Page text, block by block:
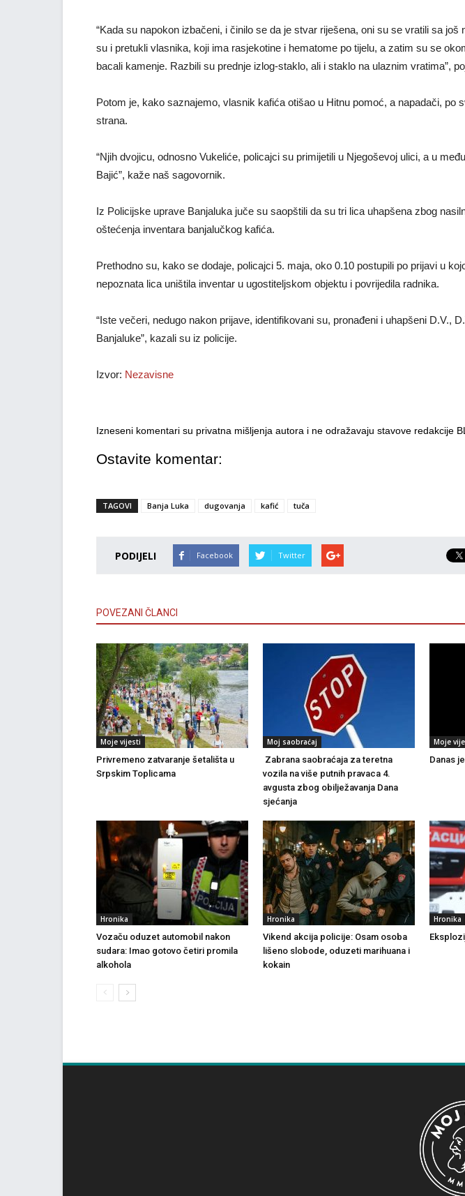
“Kada su napokon izbačeni, i činilo se da je stvar riješena, oni su se vratili sa još
su i pretukli vlasnika, koji ima rasjekotine i hematome po tijelu, a zatim su se
bacali kamenje. Razbili su prednje izlog-staklo, ali i staklo na ulaznim vratima”,
Potom je, kako saznajemo, vlasnik kafića otišao u Hitnu pomoć, a napadači, po
strana.
“Njih dvojicu, odnosno Vukeliće, policajci su primijetili u Njegoševoj ulici, a u
Bajić”, kaže naš sagovornik.
Iz Policijske uprave Banjaluka juče su saopštili da su tri lica uhapšena zbog
oštećenja inventara banjalučkog kafića.
Prethodno su, kako se dodaje, policajci 5. maja, oko 0.10 postupili po prijavi u
nepoznata lica uništila inventar u ugostiteljskom objektu i povrijedila radnika.
“Iste večeri, nedugo nakon prijave, identifikovani su, pronađeni i uhapšeni D.V.,
Banjaluke”, kazali su iz policije.
Izvor: Nezavisne
Izneseni komentari su privatna mišljenja autora i ne odražavaju stavove redakcije
Ostavite komentar:
TAGOVI Banja Luka dugovanja kafić tuča
PODIJELI Facebook Twitter
POVEZANI ČLANCI
Moje vijesti
Privremeno zatvaranje šetališta u
Srpskim Toplicama
Moj saobraćaj
Zabrana saobraćaja za teretna
vozila na više putnih pravaca 4.
avgusta zbog obilježavanja Dana
sjećanja
Moje
Danas
Hronika
Vozaču oduzet automobil nakon
sudara: Imao gotovo četiri promila
alkohola
Hronika
Vikend akcija policije: Osam osoba
lišeno slobode, oduzeti marihuana i
kokain
Hronika